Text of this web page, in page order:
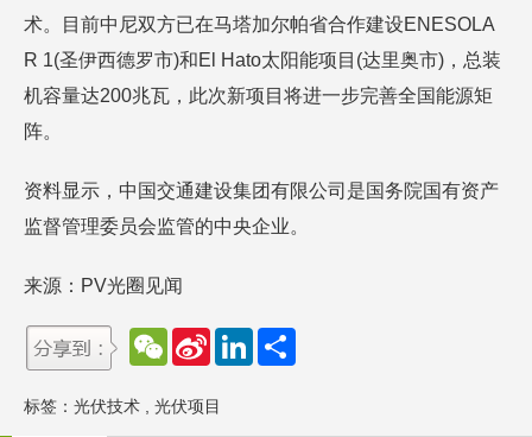
术。目前中尼双方已在马塔加尔帕省合作建设ENESOLA
R 1(圣伊西德罗市)和El Hato太阳能项目(达里奥市)，总装
机容量达200兆瓦，此次新项目将进一步完善全国能源矩
阵。
资料显示，中国交通建设集团有限公司是国务院国有资产
监督管理委员会监管的中央企业。
来源：PV光圈见闻
W
e
a
t
S
W
e
L
d
标签： 光伏技术 光伏项目